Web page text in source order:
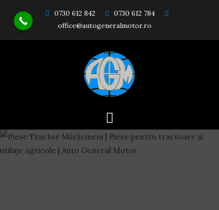
0730 612 842
0730 612 784
office@autogeneralmotor.ro